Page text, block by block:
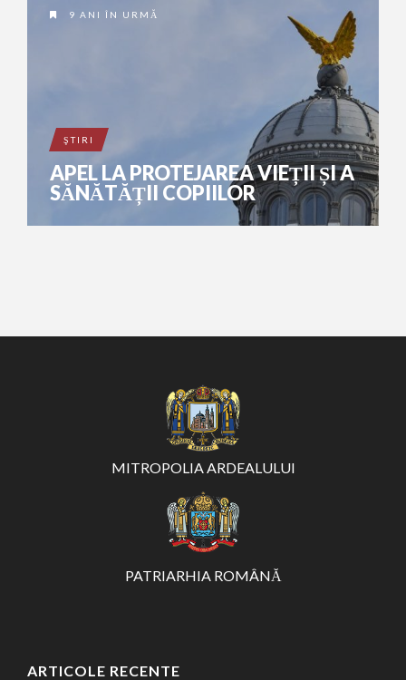
9 ANI ÎN URMĂ
ŞTIRI
APEL LA PROTEJAREA VIEȚII ȘI A
SĂNĂTĂȚII COPIILOR
MITROPOLIA ARDEALULUI
PATRIARHIA ROMÂNĂ
ARTICOLE RECENTE